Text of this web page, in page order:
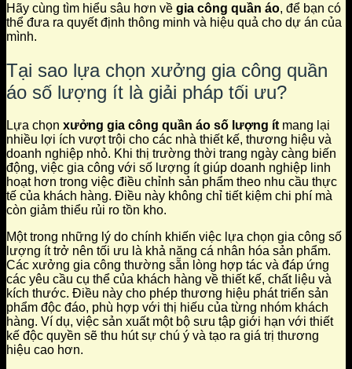
Hãy cùng tìm hiểu sâu hơn về gia công quần áo, để bạn có
thể đưa ra quyết định thông minh và hiệu quả cho dự án của
mình.
Tại sao lựa chọn xưởng gia công quần
áo số lượng ít là giải pháp tối ưu?
Lựa chọn xưởng gia công quần áo số lượng ítmang lại
nhiều lợi ích vượt trội cho các nhà thiết kế, thương hiệu và
doanh nghiệp nhỏ. Khi thị trường thời trang ngày càng biến
động, việc gia công với số lượng ít giúp doanh nghiệp linh
hoạt hơn trong việc điều chỉnh sản phẩm theo nhu cầu thực
tế của khách hàng. Điều này không chỉ tiết kiệm chi phí mà
còn giảm thiểu rủi ro tồn kho.
Một trong những lý do chính khiến việc lựa chọn gia công số
lượng ít trở nên tối ưu là khả năng cá nhân hóa sản phẩm.
Các xưởng gia công thường sẵn lòng hợp tác và đáp ứng
các yêu cầu cụ thể của khách hàng về thiết kế, chất liệu và
kích thước. Điều này cho phép thương hiệu phát triển sản
phẩm độc đáo, phù hợp với thị hiếu của từng nhóm khách
hàng. Ví dụ, việc sản xuất một bộ sưu tập giới hạn với thiết
kế độc quyền sẽ thu hút sự chú ý và tạo ra giá trị thương
hiệu cao hơn.